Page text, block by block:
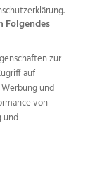
Werbung
Woche
Immobilien
Galerien
Folgendes
zur
auf
und
von
und